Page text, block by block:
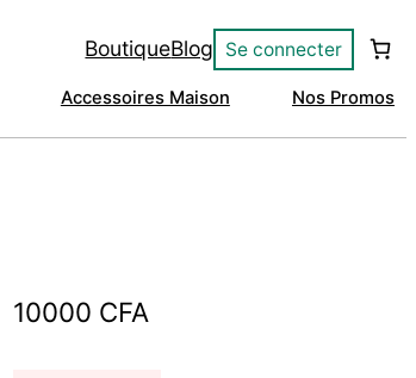
BoutiqueBlog Se connecter
Accessoires Maison Nos Promos
10000 CFA